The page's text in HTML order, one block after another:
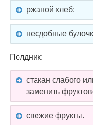
ржаной хлеб;
несдобные
Полдник:
стакан слабого
заменить
свежие фрукты.